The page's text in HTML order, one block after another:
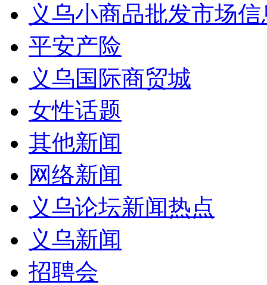
义乌小商品批发市场
平安产险
义乌国际商贸城
女性话题
其他新闻
网络新闻
义乌论坛新闻热点
义乌新闻
招聘会